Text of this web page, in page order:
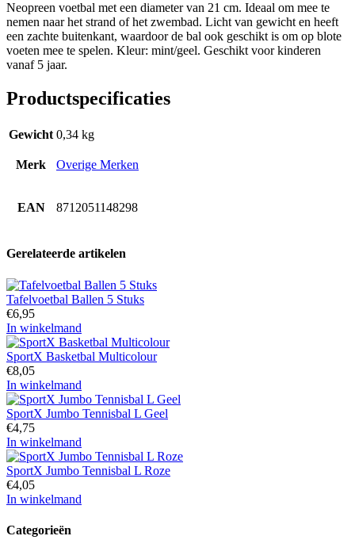
Neopreen voetbal met een diameter van 21 cm. Ideaal om mee te
nemen naar het strand of het zwembad. Licht van gewicht en heeft
een zachte buitenkant, waardoor de bal ook geschikt is om op blote
voeten mee te spelen. Kleur: mint/geel. Geschikt voor kinderen
vanaf 5 jaar.
Productspecificaties
Gewicht 0,34 kg
Merk Overige Merken
EAN 8712051148298
Gerelateerde artikelen
Tafelvoetbal Ballen 5 Stuks
€6,95
In winkelmand
SportX Basketbal Multicolour
€8,05
In winkelmand
SportX Jumbo Tennisbal L Geel
€4,75
In winkelmand
SportX Jumbo Tennisbal L Roze
€4,05
In winkelmand
Categorieën